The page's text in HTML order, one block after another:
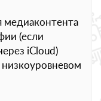
медиаконтента
(если
iCloud)